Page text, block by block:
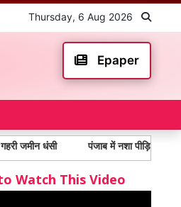
Thursday, 6 Aug 2026
Epaper
पंजाब में नशा पीड़ितों में 65% से अधिक
Watch This Video